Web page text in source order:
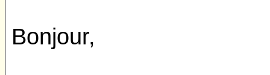
Bonjour,